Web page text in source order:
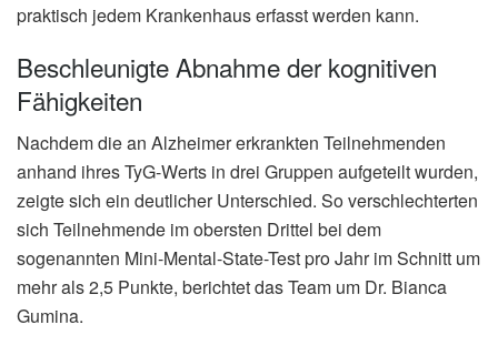
praktisch jedem Krankenhaus erfasst werden kann.
Beschleunigte Abnahme der kognitiven
Fähigkeiten
Nachdem die an Alzheimer erkrankten Teilnehmenden
anhand ihres TyG-Werts in drei Gruppen aufgeteilt wurden,
zeigte sich ein deutlicher Unterschied. So verschlechterten
sich Teilnehmende im obersten Drittel bei dem
sogenannten Mini-Mental-State-Test pro Jahr im Schnitt um
mehr als 2,5 Punkte, berichtet das Team um Dr. Bianca
Gumina.